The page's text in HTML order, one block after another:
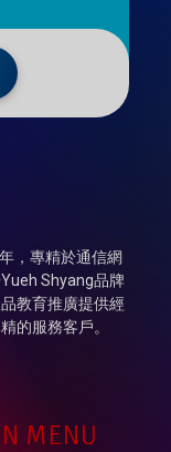
，專精於通信網
Shyang品牌
教育推廣提供經
的服務客戶。
MENU